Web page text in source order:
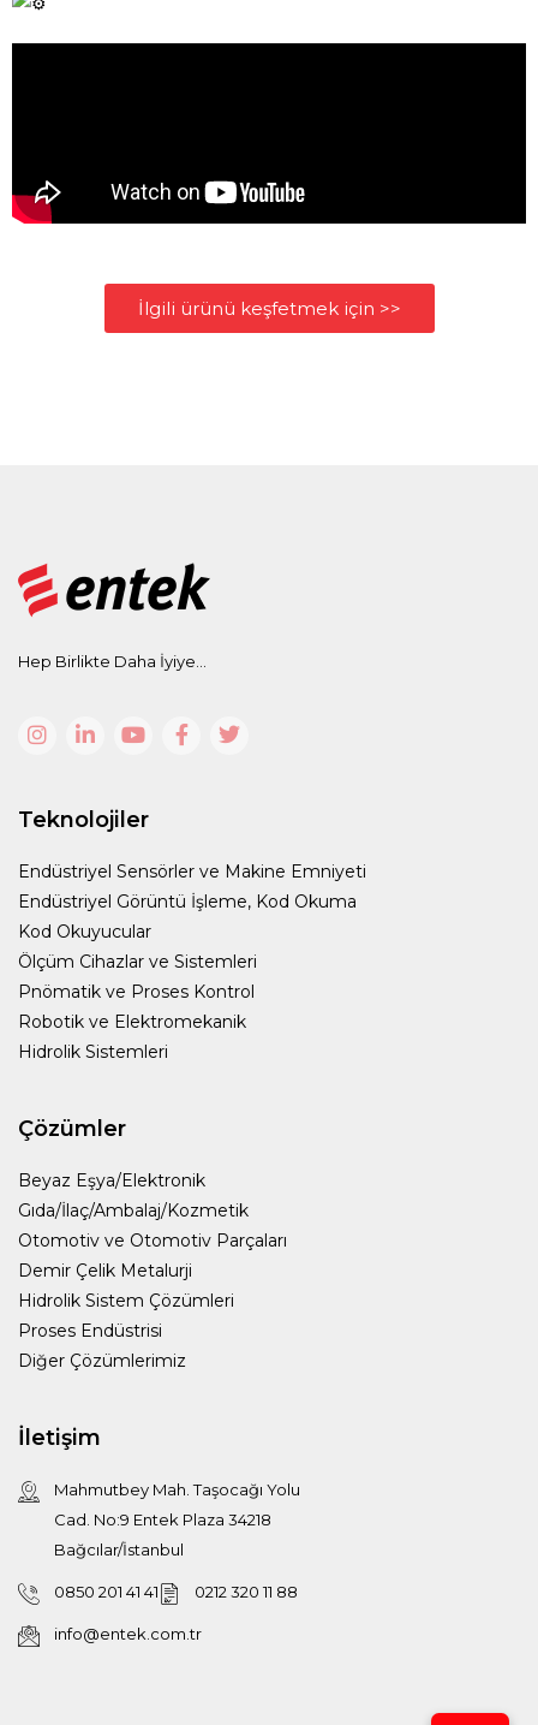
İlgili ürünü keşfetmek için >>
Hep Birlikte Daha İyiye...
Teknolojiler
Endüstriyel Sensörler ve Makine Emniyeti
Endüstriyel Görüntü İşleme, Kod Okuma
Kod Okuyucular
Ölçüm Cihazlar ve Sistemleri
Pnömatik ve Proses Kontrol
Robotik ve Elektromekanik
Hidrolik Sistemleri
Çözümler
Beyaz Eşya/Elektronik
Gıda/İlaç/Ambalaj/Kozmetik
Otomotiv ve Otomotiv Parçaları
Demir Çelik Metalurji
Hidrolik Sistem Çözümleri
Proses Endüstrisi
Diğer Çözümlerimiz
İletişim
Mahmutbey Mah. Taşocağı Yolu
Cad. No:9 Entek Plaza 34218
Bağcılar/İstanbul
0850 201 41 41 0212 320 11 88
info@entek.com.tr